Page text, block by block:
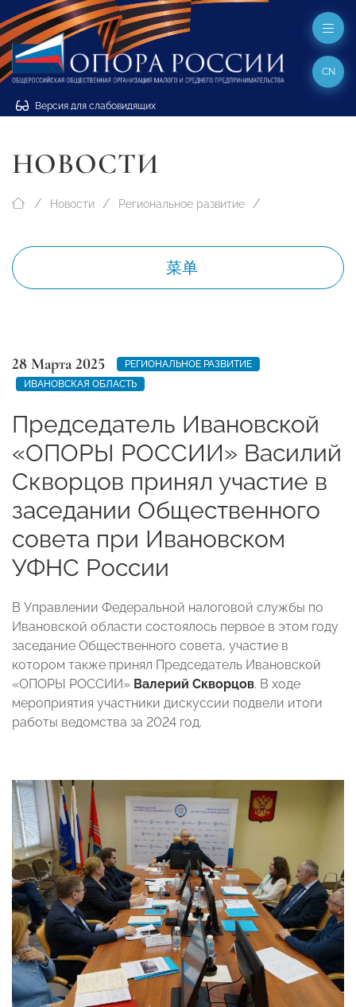
Версия для слабовидящих
CN
НОВОСТИ
Новости Региональное развитие
菜单
28 Марта 2025
РЕГИОНАЛЬНОЕ РАЗВИТИЕ
ИВАНОВСКАЯ ОБЛАСТЬ
Председатель Ивановской
«ОПОРЫ РОССИИ» Василий
Скворцов принял участие в
заседании Общественного
совета при Ивановском
УФНС России
В Управлении Федеральной налоговой службы по
Ивановской области состоялось первое в этом году
заседание Общественного совета, участие в
котором также принял Председатель Ивановской
«ОПОРЫ РОССИИ» Валерий Скворцов. В ходе
мероприятия участники дискуссии подвели итоги
работы ведомства за 2024 год.